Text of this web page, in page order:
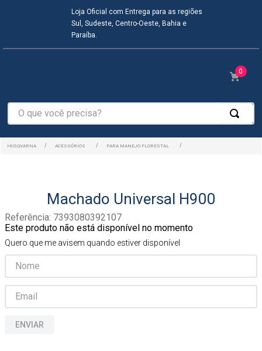
Loja Oficial com Entrega para as regiões
Sul, Sudeste, Centro-Oeste, Bahia e
Paraíba.
0
O que você precisa?
ACESSÓRIOS PARA MANEJO FLORESTAL
Machado Universal H900
Referência: 7393080392107
Este produto não está disponível no momento
Quero que me avisem quando estiver disponível
ENVIAR